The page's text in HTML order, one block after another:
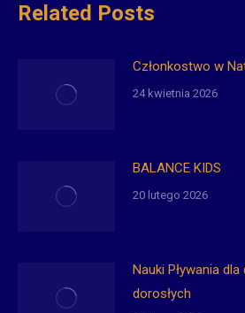
Related Posts
Członkostwo w
24 kwietnia 2026
BALANCE KIDS
20 lutego 2026
Nauki Pływania
dorosłych